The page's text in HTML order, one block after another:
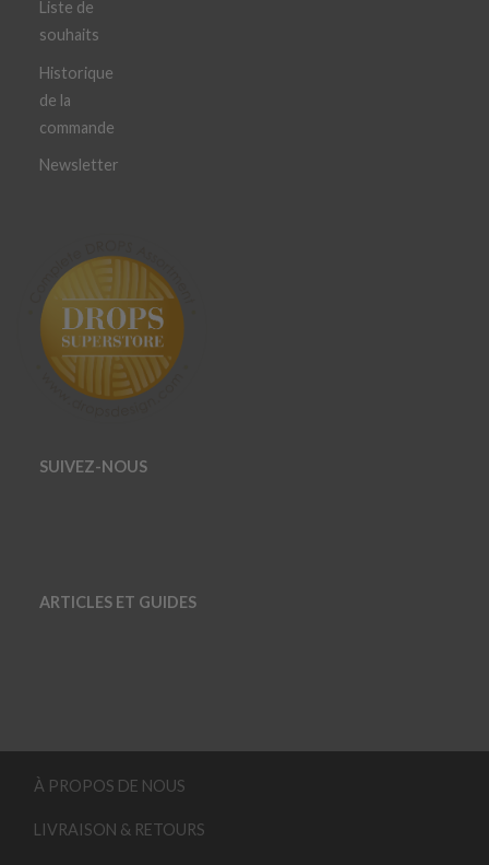
Liste de
souhaits
Historique
de la
commande
Newsletter
SUIVEZ-NOUS
ARTICLES ET GUIDES
À PROPOS DE NOUS
LIVRAISON & RETOURS